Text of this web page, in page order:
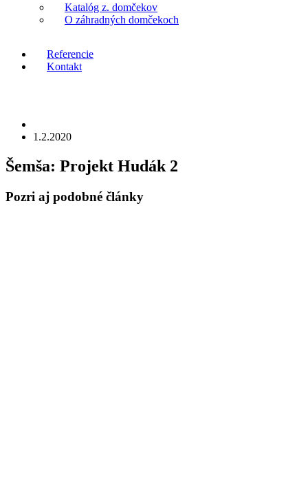
Katalóg z. domčekov
O záhradných domčekoch
Referencie
Kontakt
1.2.2020
Šemša: Projekt Hudák 2
Pozri aj podobné články